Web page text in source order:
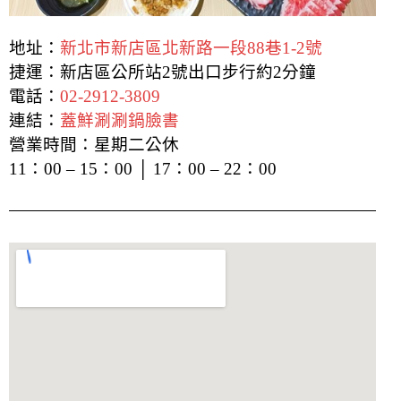
地址： 新北市新店區北新路一段88巷1-2號
捷運：新店區公所站2號出口步行約2分鐘
電話： 02-2912-3809
連結： 蓋鮮涮涮鍋臉書
營業時間：星期二公休
11：00 – 15：00 │ 17：00 – 22：00